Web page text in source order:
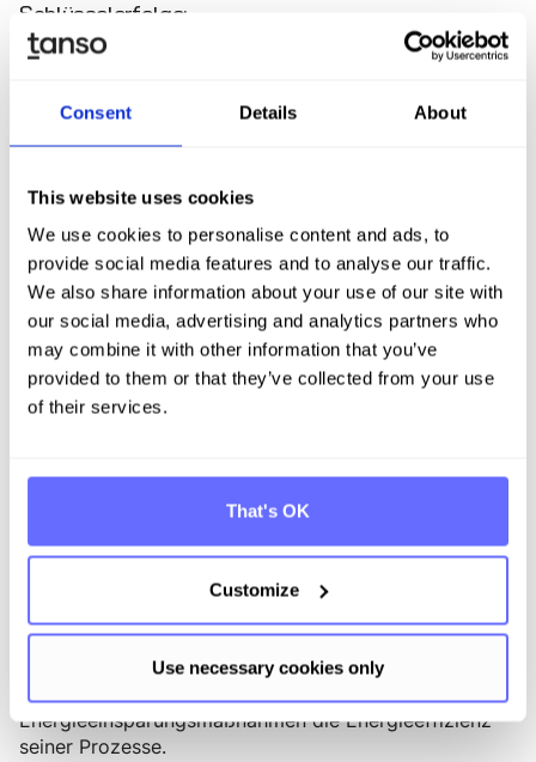
Consent Details About
This website uses cookies
We use cookies to personalise content and ads, to
provide social media features and to analyse our traffic.
We also share information about your use of our site with
our social media, advertising and analytics partners who
may combine it with other information that you’ve
provided to them or that they’ve collected from your use
of their services.
That's OK
Customize
Use necessary cookies only
Schlüsselerfolge:
Weitere Vorteile wie die einfache Duplizierung
ähnlicher PCFs, ein klar strukturierter PDF-Export und
einem wertvollen Tool für FEPs
Ausblick
FEP verfolgt die Umsetzung seiner
Nachhaltigkeitsstrategie mit Nachdruck und richtet
sowie die Implementierung gezielter Maßnahmen zur
Reduktion von Treibhausgasemissionen.
Das Unternehmen treibt zudem die Entwicklung CO₂-
neutraler Produkte voran und integriert verstärkt
recycelte Materialien in die Produktion, um Ressourcen
zu schonen und die Kreislaufwirtschaft zu fördern.
Ergänzend dazu optimiert FEP durch kontinuierliche
Energieeinsparungsmaßnahmen die Energieeffizienz
seiner Prozesse.